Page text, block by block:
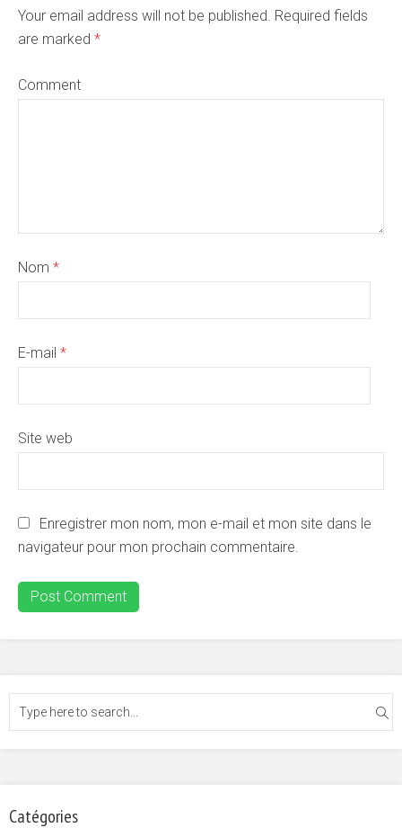
Your email address will not be published. Required fields
are marked *
Comment
Nom *
E-mail *
Site web
Enregistrer mon nom, mon e-mail et mon site dans le
navigateur pour mon prochain commentaire.
Catégories